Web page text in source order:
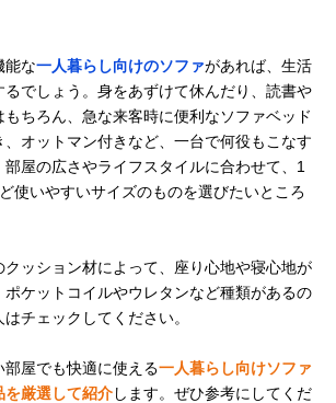
能な一人暮らし向けのソファがあれば、生活
でしょう。身をあずけて休んだり、読書や
ちろん、急な来客時に便利なソファベッド
、オットマン付きなど、一台で何役もこなす
部屋の広さやライフスタイルに合わせて、1
使いやすいサイズのものを選びたいところ
クッション材によって、座り心地や寝心地が
ポケットコイルやウレタンなど種類があるの
チェックしてください。
部屋でも快適に使える一人暮らし向けソファ
を厳選して紹介します。ぜひ参考にしてくだ